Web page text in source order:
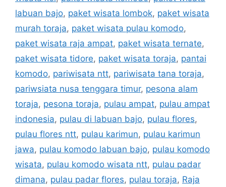
labuan bajo, paket wisata lombok, paket wisata
murah toraja, paket wisata pulau komodo,
paket wisata raja ampat, paket wisata ternate,
paket wisata tidore, paket wisata toraja, pantai
komodo, pariwisata ntt, pariwisata tana toraja,
pariwsiata nusa tenggara timur, pesona alam
toraja, pesona toraja, pulau ampat, pulau ampat
indonesia, pulau di labuan bajo, pulau flores,
pulau flores ntt, pulau karimun, pulau karimun
jawa, pulau komodo labuan bajo, pulau komodo
wisata, pulau komodo wisata ntt, pulau padar
dimana, pulau padar flores, pulau toraja, Raja